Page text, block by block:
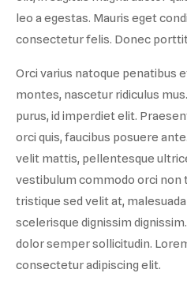
leo a egestas. Mauris eget
consectetur felis. Donec
Orci varius natoque penatibus
montes, nascetur ridiculus
purus, id imperdiet elit.
orci quis, faucibus posuere
velit mattis, pellentesque
vestibulum commodo orci non
tristique sed velit at,
scelerisque dignissim
dolor semper sollicitudin.
consectetur adipiscing elit.